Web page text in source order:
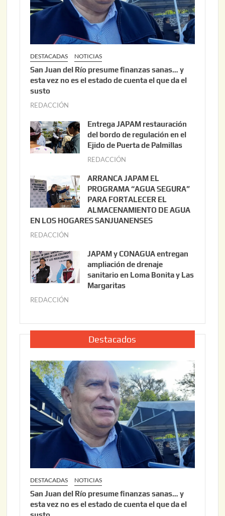
DESTACADAS NOTICIAS
San Juan del Río presume finanzas sanas… y
esta vez no es el estado de cuenta el que da el
susto
REDACCIÓN
o
s
t
3
,
2
0
Entrega JAPAM restauración
del bordo de regulación en el
Ejido de Puerta de Palmillas
REDACCIÓN
i
o
2
2
0
ARRANCA JAPAM EL
PROGRAMA “AGUA SEGURA”
PARA FORTALECER EL
ALMACENAMIENTO DE AGUA
EN LOS HOGARES SANJUANENSES
REDACCIÓN
l
i
o
,
0
2
6
JAPAM y CONAGUA entregan
ampliación de drenaje
sanitario en Loma Bonita y Las
Margaritas
REDACCIÓN
l
o
2
2
,
2
6
Destacados
DESTACADAS NOTICIAS
San Juan del Río presume finanzas sanas… y
esta vez no es el estado de cuenta el que da el